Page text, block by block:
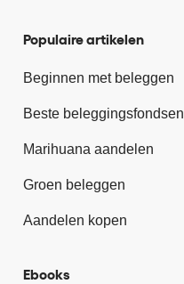
Populaire artikelen
Beginnen met beleggen
Beste beleggingsfondsen
Marihuana aandelen
Groen beleggen
Aandelen kopen
Ebooks